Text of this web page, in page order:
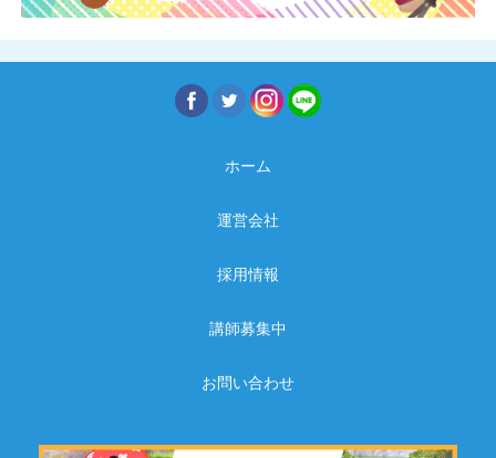
ホーム
運営会社
採用情報
講師募集中
お問い合わせ